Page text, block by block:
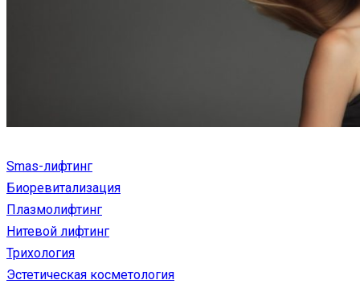
Smas-лифтинг
Биоревитализация
Плазмолифтинг
Нитевой лифтинг
Трихология
Эстетическая косметология